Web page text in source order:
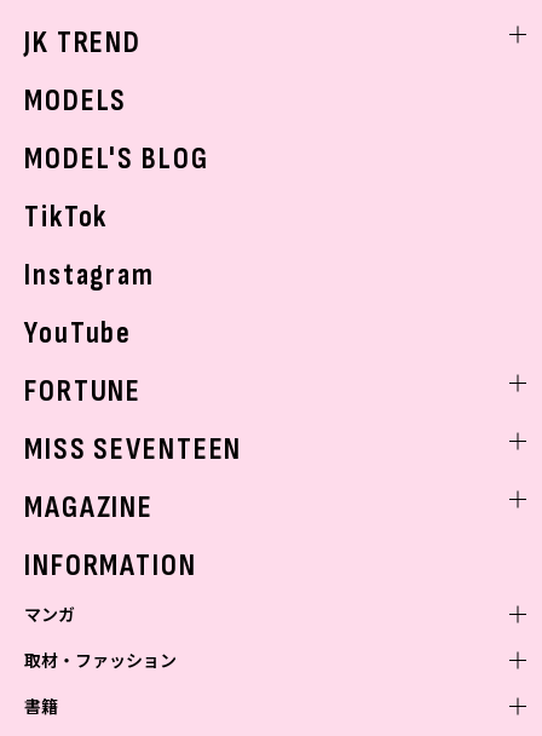
ボディケア
K-POP
モデルの購入品
JK TREND
MODELS
MODEL'S BLOG
TikTok
Instagram
YouTube
FORTUNE
MISS SEVENTEEN
MAGAZINE
INFORMATION
マンガ
少年マンガ
青年マンガ
取材・ファッション
ファッション・美容
書籍